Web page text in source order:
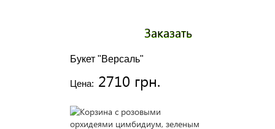
Букет "Версаль"
Цена: 2710 грн.
Заказать